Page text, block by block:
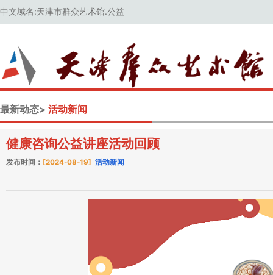
中文域名:天津市群众艺术馆.公益
最新动态> 活动新闻
健康咨询公益讲座活动回顾
发布时间： [2024-08-19] 活动新闻